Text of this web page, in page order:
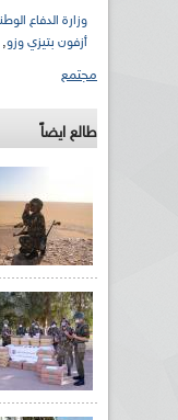
وزارة الدفاع
أزفون بتيزي وزو,
مجتمع
طالع ايضاً